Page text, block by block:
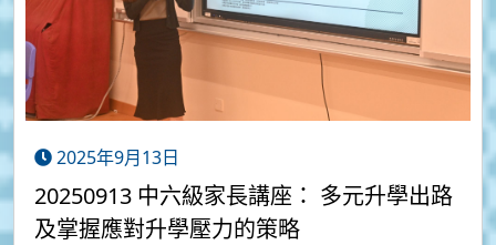
2025年9月13日
20250913 中六級家長講座： 多元升學出路
及掌握應對升學壓力的策略